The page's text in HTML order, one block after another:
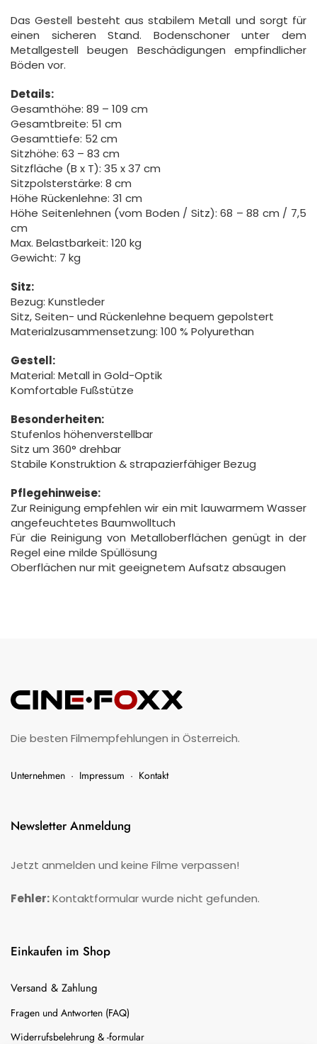
Das Gestell besteht aus stabilem Metall und sorgt für
einen sicheren Stand. Bodenschoner unter dem
Metallgestell beugen Beschädigungen empfindlicher
Böden vor.
Details:
Gesamthöhe: 89 – 109 cm
Gesamtbreite: 51 cm
Gesamttiefe: 52 cm
Sitzhöhe: 63 – 83 cm
Sitzfläche (B x T): 35 x 37 cm
Sitzpolsterstärke: 8 cm
Höhe Rückenlehne: 31 cm
Höhe Seitenlehnen (vom Boden / Sitz): 68 – 88 cm / 7,5
cm
Max. Belastbarkeit: 120 kg
Gewicht: 7 kg
Sitz:
Bezug: Kunstleder
Sitz, Seiten- und Rückenlehne bequem gepolstert
Materialzusammensetzung: 100 % Polyurethan
Gestell:
Material: Metall in Gold-Optik
Komfortable Fußstütze
Besonderheiten:
Stufenlos höhenverstellbar
Sitz um 360° drehbar
Stabile Konstruktion & strapazierfähiger Bezug
Pflegehinweise:
Zur Reinigung empfehlen wir ein mit lauwarmem Wasser
angefeuchtetes Baumwolltuch
Für die Reinigung von Metalloberflächen genügt in der
Regel eine milde Spüllösung
Oberflächen nur mit geeignetem Aufsatz absaugen
Die besten Filmempfehlungen in Österreich.
Unternehmen · Impressum · Kontakt
Newsletter Anmeldung
Jetzt anmelden und keine Filme verpassen!
Fehler:Kontaktformular wurde nicht gefunden.
Einkaufen im Shop
Versand & Zahlung
Fragen und Antworten (FAQ)
Widerrufsbelehrung & -formular